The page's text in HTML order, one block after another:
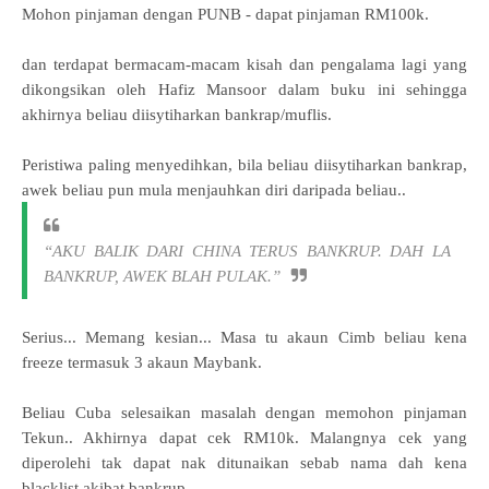
Mohon pinjaman dengan PUNB - dapat pinjaman RM100k.
dan terdapat bermacam-macam kisah dan pengalama lagi yang
dikongsikan oleh Hafiz Mansoor dalam buku ini sehingga
akhirnya beliau diisytiharkan bankrap/muflis.
Peristiwa paling menyedihkan, bila beliau diisytiharkan bankrap,
awek beliau pun mula menjauhkan diri daripada beliau..
“AKU BALIK DARI CHINA TERUS BANKRUP. DAH LA
BANKRUP, AWEK BLAH PULAK.”
Serius... Memang kesian... Masa tuakaun Cimb beliau kena
freeze termasuk 3 akaun Maybank.
Beliau Cuba selesaikan masalah dengan memohon pinjaman
Tekun.. Akhirnya dapat cek RM10k.Malangnya cek yang
diperolehi tak dapat nak ditunaikan sebab nama dah kena